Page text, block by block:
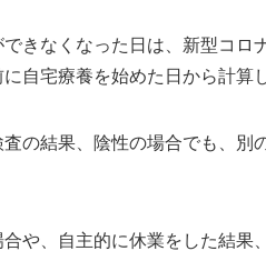
きなくなった日は、 新型コロ
自宅療養を始めた日から計算
査の結果、陰性の場合でも、別
や、自主的に休業をした結